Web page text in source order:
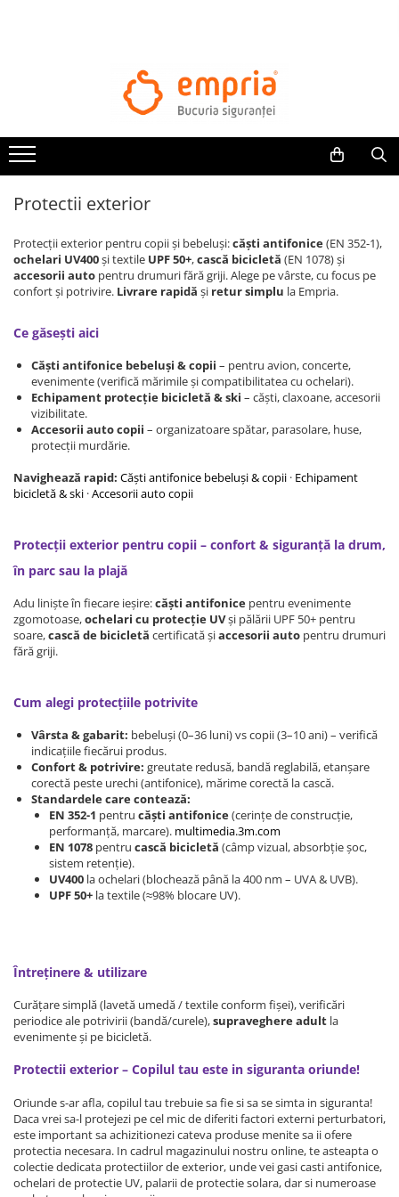
Bariere protectie pentru pat
Protectii mobilier
Protectie colturi mobila copii
Sigurante pentru sertare si usi
Sigurante geamuri si usi glisante
bebelusi
Protectii casa
Protectii utile
Poarta siguranta copii
Deflectoare pentru aer conditionat
Protectii exterior
bebelusi
Echipament protectie bicicleta si
Accesorii auto copii
Haine & accesorii plaja
Ochelari de soare
Palarii protectie UV
Accesorii plaja
Puericultura mare
Somnul bebelusului
Carucioare si scaune auto
Tarcuri copii / bebelusi
Scaune masa
Accesorii bebelusi / nou-nascuti
Perne si saltele bebelusi
Diversificare bebelusi
Maternitate
Jucarii copii si jocuri educative
Jucarii dentitie
Jocuri educative
Jucarii bebelusi
Protectii exterior
Protecții exterior pentru copii și bebeluși:căști antifonice(EN 352-1),
ochelari UV400și textile UPF 50+,cască bicicletă (EN 1078) și
accesorii auto pentru drumuri fără griji. Alege pe vârste, cu focus pe
confort și potrivire. Livrare rapidă și retur simplu la Empria.
Ce găsești aici
Căști antifonice bebeluși & copii – pentru avion, concerte,
evenimente (verifică mărimile și compatibilitatea cu ochelari).
Echipament protecție bicicletă & ski – căști, claxoane, accesorii
vizibilitate.
Accesorii auto copii – organizatoare spătar, parasolare, huse,
protecții murdărie.
Navighează rapid: Căști antifonice bebeluși & copii · Echipament
bicicletă & ski ·Accesorii auto copii
Protecții exterior pentru copii – confort & siguranță la drum,
în parc sau la plajă
Adu liniște în fiecare ieșire:căști antifonice pentru evenimente
zgomotoase,ochelari cu protecție UVși pălării UPF 50+ pentru
soare,cască de bicicletă certificată șiaccesorii auto pentru drumuri
fără griji.
Cum alegi protecțiile potrivite
Vârsta & gabarit: bebeluși (0–36 luni) vs copii (3–10 ani) – verifică
indicațiile fiecărui produs.
Confort & potrivire: greutate redusă, bandă reglabilă, etanșare
corectă peste urechi (antifonice), mărime corectă la cască.
Standardele care contează:
EN 352-1 pentru căști antifonice(cerințe de construcție,
performanță, marcare). multimedia.3m.com
EN 1078 pentru cască bicicletă (câmp vizual, absorbție șoc,
sistem retenție).
UV400 la ochelari (blochează până la 400 nm – UVA & UVB).
UPF 50+ la textile (≈98% blocare UV).
Întreținere & utilizare
Curățare simplă (lavetă umedă / textile conform fișei), verificări
periodice ale potrivirii (bandă/curele),supraveghere adult la
evenimente și pe bicicletă.
Protectii exterior – Copilul tau este in siguranta oriunde!
Oriunde s-ar afla, copilul tau trebuie sa fie si sa se simta in siguranta!
Daca vrei sa-l protejezi pe cel mic de diferiti factori externi perturbatori,
este important sa achizitionezi cateva produse menite sa ii ofere
protectia necesara. In cadrul magazinului nostru online, te asteapta o
colectie dedicata protectiilor de exterior, unde vei gasi casti antifonice,
ochelari de protectie UV, palarii de protectie solara, dar si numeroase